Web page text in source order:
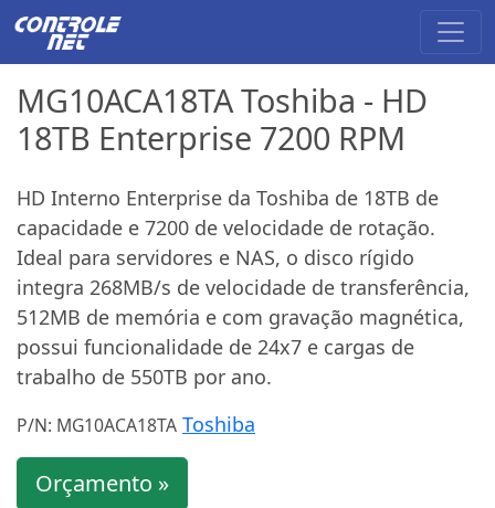
MG10ACA18TA Toshiba - HD
18TB Enterprise 7200 RPM
HD Interno Enterprise da Toshiba de 18TB de
capacidade e 7200 de velocidade de rotação.
Ideal para servidores e NAS, o disco rígido
integra 268MB/s de velocidade de transferência,
512MB de memória e com gravação magnética,
possui funcionalidade de 24x7 e cargas de
trabalho de 550TB por ano.
P/N: MG10ACA18TA Toshiba
Orçamento »